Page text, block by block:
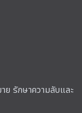
ย รักษาความลับและ